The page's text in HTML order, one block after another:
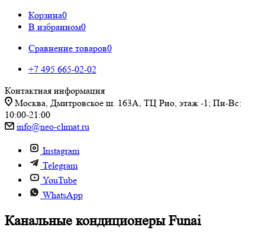
Корзина0
В избранном0
Сравнение товаров0
+7 495 665-02-02
Контактная информация
Москва, Дмитровское ш. 163А, ТЦ Рио, этаж -1; Пн-Вс:
10:00-21:00
info@neo-climat.ru
Instagram
Telegram
YouTube
WhatsApp
Канальные кондиционеры Funai